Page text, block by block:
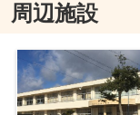
周辺施設